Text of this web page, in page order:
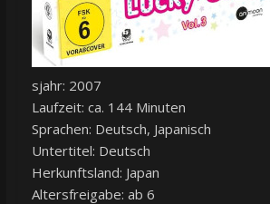
sjahr: 2007
Laufzeit: ca. 144 Minuten
Sprachen: Deutsch, Japanisch
Untertitel: Deutsch
Herkunftsland: Japan
Altersfreigabe: ab 6